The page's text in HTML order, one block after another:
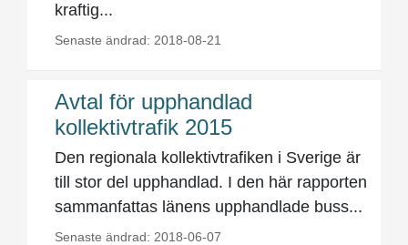
kraftig...
Senaste ändrad: 2018-08-21
Avtal för upphandlad
kollektivtrafik 2015
Den regionala kollektivtrafiken i Sverige är
till stor del upphandlad. I den här rapporten
sammanfattas länens upphandlade buss...
Senaste ändrad: 2018-06-07